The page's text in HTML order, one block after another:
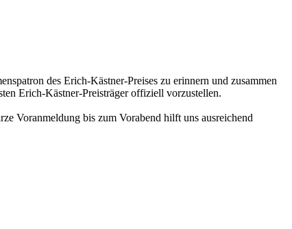
des Erich-Kästner-Preises zu erinnern und zusammen
Erich-Kästner-Preisträger offiziell vorzustellen.
Voranmeldung bis zum Vorabend hilft uns ausreichend